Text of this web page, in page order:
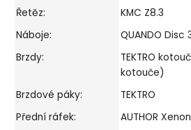
Řetěz:
KMC Z8.3
Náboje:
QUANDO Disc
Brzdy:
TEKTRO
kotouče)
Brzdové páky:
TEKTRO
Přední ráfek:
AUTHOR